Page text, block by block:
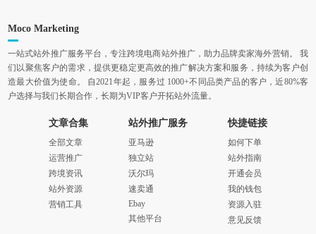
Moco Marketing
一站式站外推广服务平台，专注跨境电商站外推广，助力品牌卖家海外营销。 我
们以聚焦客户的需求，提供更稳定更高效的推广解决方案和服务，持续为客户创
造最大价值为使命。 自2021年起，服务过 1000+不同品类产品的客户，近80%客
户选择与我们长期合作，长期为VIP客户开拓站外流量。
文章合集
全部文章
运营推广
跨境资讯
站外资源
营销工具
站外推广服务
亚马逊
独立站
沃尔玛
速卖通
Ebay
其他平台
快捷链接
如何下单
站外指南
开通会员
我的钱包
资源入驻
意见反馈